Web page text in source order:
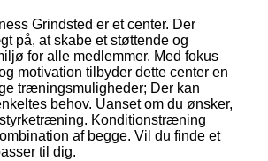
Grindsted er et center. Der
på, at skabe et støttende og
for alle medlemmer. Med fokus
motivation tilbyder dette center en
træningsmuligheder; Der kan
behov. Uanset om du ønsker,
Konditionstræning
af begge. Vil du finde et
til dig.